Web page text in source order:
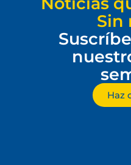
Sin
Haz